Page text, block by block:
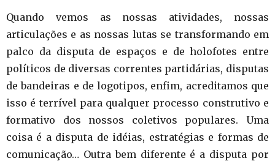
Quando vemos as nossas atividades, nossas
articulações e as nossas lutas se transformando em
palco da disputa de espaços e de holofotes entre
políticos de diversas correntes partidárias, disputas
de bandeiras e de logotipos, enfim, acreditamos que
isso é terrível para qualquer processo construtivo e
formativo dos nossos coletivos populares. Uma
coisa é a disputa de idéias, estratégias e formas de
comunicação… Outra bem diferente é a disputa por